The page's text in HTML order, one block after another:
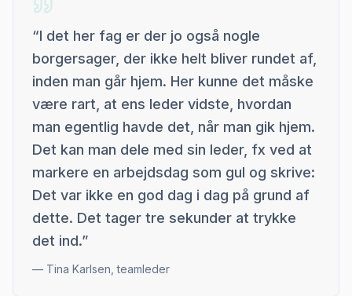
“I det her fag er der jo også nogle
borgersager, der ikke helt bliver rundet af,
inden man går hjem. Her kunne det måske
være rart, at ens leder vidste, hvordan
man egentlig havde det, når man gik hjem.
Det kan man dele med sin leder, fx ved at
markere en arbejdsdag som gul og skrive:
Det var ikke en god dag i dag på grund af
dette. Det tager tre sekunder at trykke
det ind.”
— Tina Karlsen, teamleder